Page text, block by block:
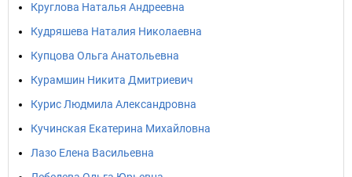
Круглова Наталья Андреевна
Кудряшева Наталия Николаевна
Купцова Ольга Анатольевна
Курамшин Никита Дмитриевич
Курис Людмила Александровна
Кучинская Екатерина Михайловна
Лазо Елена Васильевна